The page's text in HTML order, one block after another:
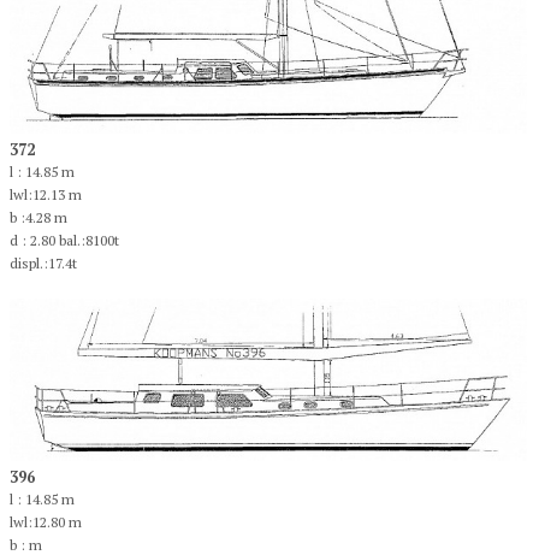
372
l : 14.85 m
lwl:12.13 m
b :4.28 m
d : 2.80 bal.:8100t
displ.:17.4t
396
l : 14.85 m
lwl:12.80 m
b : m